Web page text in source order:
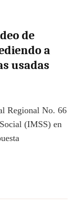
de
a
usadas
Regional No. 66
(IMSS) en